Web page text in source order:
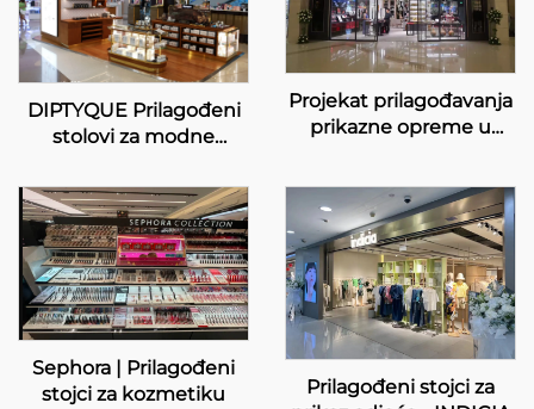
DIPTYQUE Prilagođeni
stolovi za modne
Projekat prilagođavanja
prikazne opreme u
Sephora | Prilagođeni
stojci za kozmetiku
Prilagođeni stojci za